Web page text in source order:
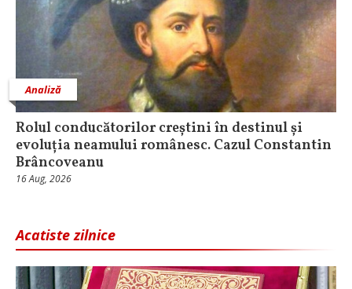
Analiză
Rolul conducătorilor creștini în destinul și
evoluția neamului românesc. Cazul Constantin
Brâncoveanu
16 Aug, 2026
Acatiste zilnice